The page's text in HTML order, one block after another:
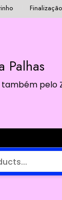
Palhas
pelo